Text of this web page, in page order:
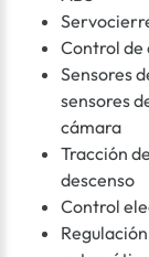
Control de
Sensores
sensores
cámara
Tracción
descenso
Control